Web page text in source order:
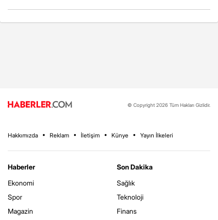
© Copyright 2026 Tüm Hakları Gizlidir.
Hakkımızda Reklam İletişim Künye Yayın İlkeleri
Haberler
Ekonomi
Spor
Magazin
Son Dakika
Sağlık
Teknoloji
Finans